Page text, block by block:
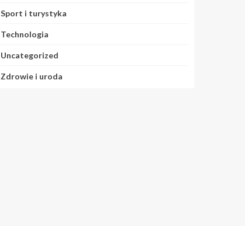
Sport i turystyka
Technologia
Uncategorized
Zdrowie i uroda